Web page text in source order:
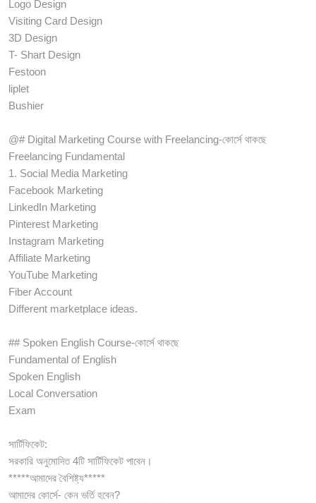
Logo Design
Visiting Card Design
3D Design
T- Shart Design
Festoon
liplet
Bushier
@# Digital Marketing Course with Freelancing-কোর্সে থাকছে
Freelancing Fundamental
1. Social Media Marketing
Facebook Marketing
LinkedIn Marketing
Pinterest Marketing
Instagram Marketing
Affiliate Marketing
YouTube Marketing
Fiber Account
Different marketplace ideas.
## Spoken English Course-কোর্সে থাকছে
Fundamental of English
Spoken English
Local Conversation
Exam
সার্টিফিকেট:
সরকারি অনুমোদিত 4টি সার্টিফিকেট পাবেন।
*****আমাদের বৈশিষ্ট্য*****
আমাদের কোর্সে- কেন ভর্তি হবেন?